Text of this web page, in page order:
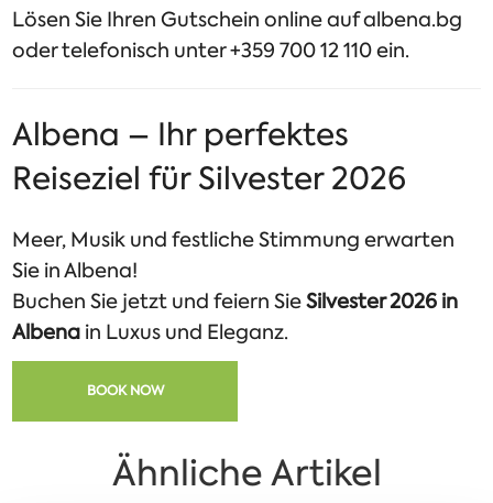
Lösen Sie Ihren Gutschein online auf albena.bg
oder telefonisch unter +359 700 12 110 ein.
Albena – Ihr perfektes
Reiseziel für Silvester 2026
Meer, Musik und festliche Stimmung erwarten
Sie in Albena!
Buchen Sie jetzt und feiern SieSilvester 2026 in
Albena in Luxus und Eleganz.
BOOK NOW
Ähnliche Artikel